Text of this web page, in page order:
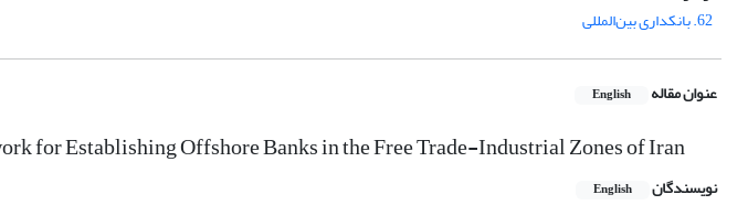
62. بانکداری بین‌المللی
عنوان مقاله English
for Establishing Offshore Banks in the Free Trade-Industrial Zones of Iran
نویسندگان English